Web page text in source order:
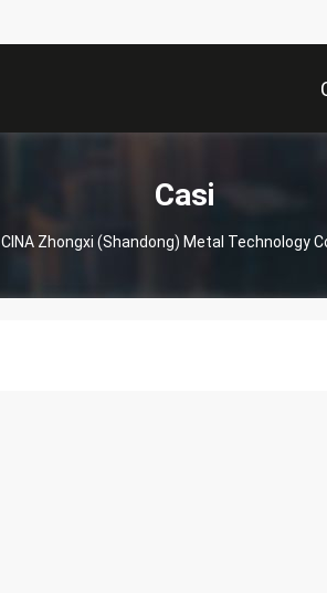
Casi
CINA Zhongxi (shandong) Metal Technology